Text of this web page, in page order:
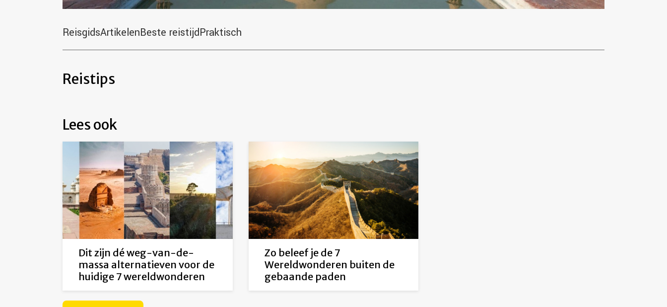
ReisgidsArtikelenBeste reistijdPraktisch
Reistips
Lees ook
Dit zijn dé weg-van-de-
massa alternatieven voor de
huidige 7 wereldwonderen
Zo beleef je de 7
Wereldwonderen buiten de
gebaande paden